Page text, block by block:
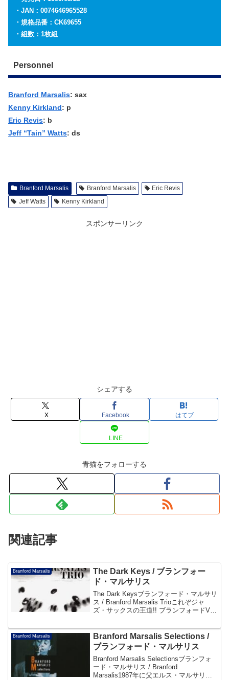
・JAN：0074646965528
・規格品番：CK69655
・組数：1枚組
Personnel
Branford Marsalis: sax
Kenny Kirkland: p
Eric Revis: b
Jeff “Tain” Watts: ds
Branford Marsalis Branford Marsalis
Eric Revis
Jeff Watts
Kenny Kirkland
スポンサーリンク
シェアする
X Facebook はてブ
LINE
青猫をフォローする
関連記事
Branford Marsalis
The Dark Keys / ブランフォー
ド・マルサリス
The Dark Keysブランフォード・マルサリ
ス / Branford Marsalis Trioこれぞジャ
ズ・サックスの王道!! ブランフォードVS
送る、待望...
Branford Marsalis
Branford Marsalis Selections /
ブランフォード・マルサリス
Branford Marsalis Selectionsブランフォ
ード・マルサリス / Branford
Marsalis1987年に父エルス・マルサリス